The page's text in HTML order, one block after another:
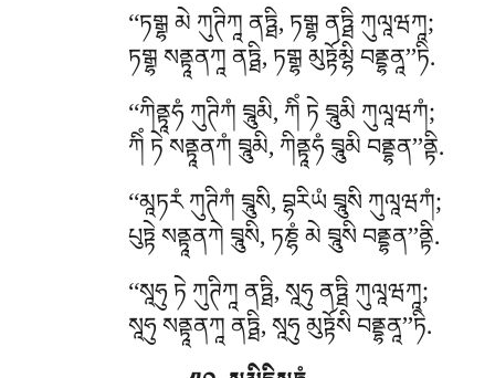
‘‘ཏགྒྷ མེ ཀུཊིཀཱ ནཏྠི, ཏགྒྷ ནཏྠི ཀུལཱཝཀཱ;
ཏགྒྷ སནྟཱནཀཱ ནཏྠི, ཏགྒྷ མུཏྟོམྷི བནྡྷནཱ’’ཏི.
‘‘ཀིནྟཱཧཾཀུཊིཀཾ བྲཱུམི, ཀིཾ ཏེ བྲཱུམི ཀུལཱཝཀཾ;
ཀིཾ ཏེ སནྟཱནཀཾ བྲཱུམི, ཀིནྟཱཧཾ བྲཱུམི བནྡྷན’’ནྟི.
‘‘མཱཏརཾ ཀུཊིཀཾ བྲཱུསི, བྷརིཡཾ བྲཱུསི ཀུལཱཝཀཾ;
པུཏྟེ སནྟཱནཀེ བྲཱུསི, ཏཎྷཾ མེ བྲཱུསི བནྡྷན’’ནྟི.
‘‘སཱཧུ ཏེ ཀུཊིཀཱ ནཏྠི, སཱཧུ ནཏྠི ཀུལཱཝཀཱ;
སཱཧུ སནྟཱནཀཱ ནཏྠི, སཱཧུ མུཏྟོསི བནྡྷནཱ’’ཏི.